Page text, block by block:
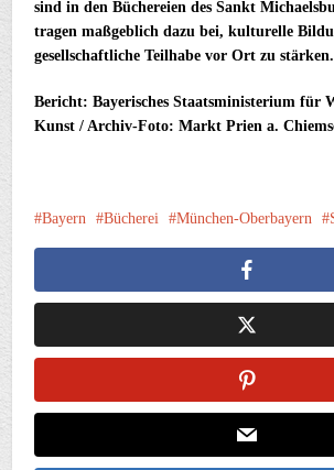
sind in den Büchereien des Sankt
tragen maßgeblich dazu bei, kulturelle
gesellschaftliche Teilhabe vor Ort zu stärken.
Bericht: Bayerisches Staatsministerium für
Kunst / Archiv-Foto: Markt Prien a.
Bayern Bücherei München-Oberbayern